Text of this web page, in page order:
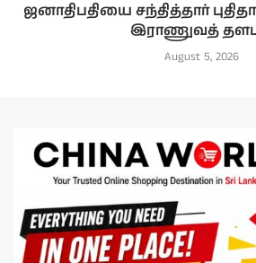
ஜனாதிபதியை சந்தித்தார்
இராணுவத்
August 5, 2026